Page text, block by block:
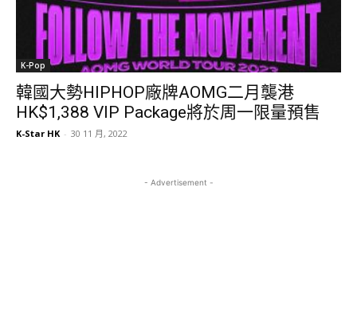
K-Pop
韓國大勢HIPHOP廠牌AOMG二月襲港
HK$1,388 VIP Package將於周一限量預售
K-Star HK - 30 11 月, 2022
- Advertisement -